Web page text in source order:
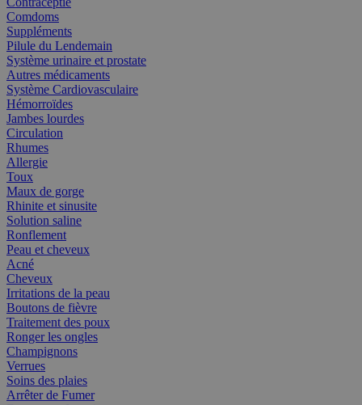
Comdoms
Suppléments
Pilule du Lendemain
Système urinaire et prostate
Autres médicaments
Système Cardiovasculaire
Hémorroïdes
Jambes lourdes
Circulation
Rhumes
Allergie
Toux
Maux de gorge
Rhinite et sinusite
Solution saline
Ronflement
Peau et cheveux
Acné
Cheveux
Irritations de la peau
Boutons de fièvre
Traitement des poux
Ronger les ongles
Champignons
Verrues
Soins des plaies
Arrêter de Fumer